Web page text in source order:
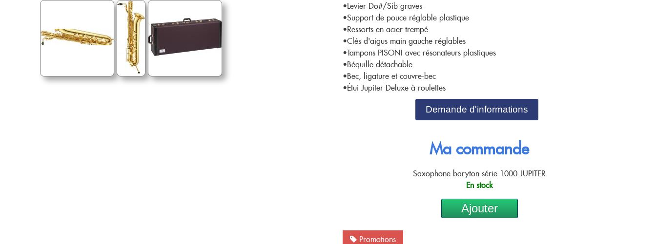
•Levier Do#/Sib graves
•Support de pouce réglable plastique
•Ressorts en acier trempé
•Clés d'aigus main gauche réglables
•Tampons PISONI avec résonateurs plastiques
•Béquille détachable
•Bec, ligature et couvre-bec
•Étui Jupiter Deluxe à roulettes
Demande d'informations
Ma commande
Saxophone baryton série 1000 JUPITER
En stock
Ajouter
Promotions